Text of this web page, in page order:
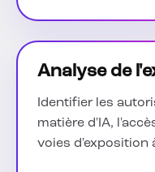
Analyse de
Identifier les
matière d'IA,
voies d'exposition